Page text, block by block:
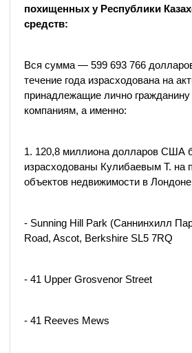
похищенных у Республики
средств:
Вся сумма — 599 693 766
течение года израсходована на
принадлежащие лично гражданину
компаниям, а именно:
1. 120,8 миллиона долларов США
израсходованы Кулибаевым Т. на
объектов недвижимости в
- Sunning Hill Park (Саннинхилл
Road, Ascot, Berkshire SL5 7RQ
- 41 Upper Grosvenor Street
- 41 Reeves Mews